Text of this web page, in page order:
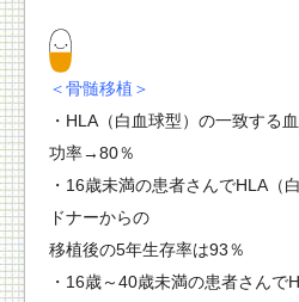
＜骨髄移植＞
・HLA（白血球型）の一致する
功率→80％
・16歳未満の患者さんでHLA（
ドナーからの
移植後の5年生存率は93％
・16歳～40歳未満の患者さんで